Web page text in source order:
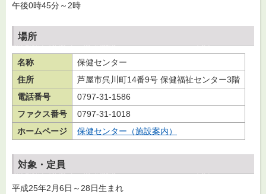
午後0時45分～2時
場所
名称
保健センター
住所
芦屋市呉川町14番9号 保健福祉センター3階
電話番号
0797-31-1586
ファクス番号
0797-31-1018
ホームページ
保健センター（施設案内）
対象・定員
平成25年2月6日～28日生まれ